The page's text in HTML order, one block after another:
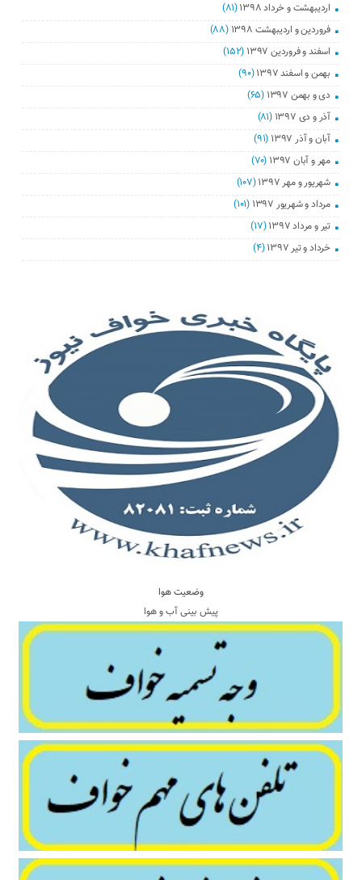
اردیبهشت و خرداد ۱۳۹۸
(۸۱)
فروردین و اردیبهشت ۱۳۹۸
(۸۸)
اسفند و فروردین ۱۳۹۷
(۱۵۲)
بهمن و اسفند ۱۳۹۷
(۹۰)
دی و بهمن ۱۳۹۷
(۶۵)
آذر و دی ۱۳۹۷
(۸۱)
آبان و آذر ۱۳۹۷
(۹۱)
مهر و آبان ۱۳۹۷
(۷۰)
شهریور و مهر ۱۳۹۷
(۱۰۷)
مرداد و شهریور ۱۳۹۷
(۱۰۱)
تیر و مرداد ۱۳۹۷
(۱۷)
خرداد و تیر ۱۳۹۷
(۴)
وضعیت هوا
پیش بینی آب و هوا